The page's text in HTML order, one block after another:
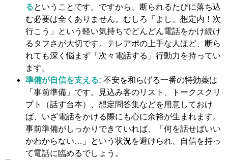
るということです。ですから、断られるたびに落ち込
む必要は全くありません​。むしろ「よし、想定内！次
行こう」という軽い気持ちでどんどん電話をかけ続け
るタフさが大切です。テレアポの上手な人ほど、断ら
れても深く悩まず「次々電話する」行動力を持ってい
ます​。
準備が自信を支える: 不安を和らげる一番の特効薬は
「事前準備」です。見込み客のリスト、トークスクリ
プト（話す台本）、想定問答集などを用意しておけ
ば、いざ電話をかける際にも心に余裕が生まれます。
事前準備がしっかりできていれば、「何を話せばいい
かわからない…」という状況を避けられ、自信を持っ
て電話に臨めるでしょう。